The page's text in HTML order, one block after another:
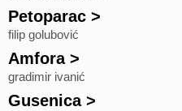
Petoparac >
filip golubović
Amfora>
gradimir ivanić
Gusenica>